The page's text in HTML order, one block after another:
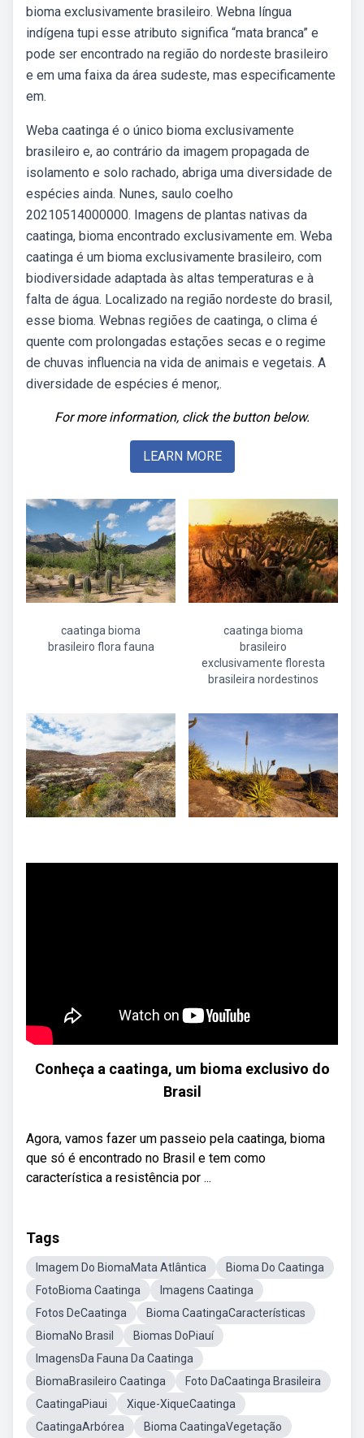
bioma exclusivamente brasileiro. Webna língua
indígena tupi esse atributo significa “mata branca” e
pode ser encontrado na região do nordeste brasileiro
e em uma faixa da área sudeste, mas especificamente
em.
Weba caatinga é o único bioma exclusivamente
brasileiro e, ao contrário da imagem propagada de
isolamento e solo rachado, abriga uma diversidade de
espécies ainda. Nunes, saulo coelho
20210514000000. Imagens de plantas nativas da
caatinga, bioma encontrado exclusivamente em. Weba
caatinga é um bioma exclusivamente brasileiro, com
biodiversidade adaptada às altas temperaturas e à
falta de água. Localizado na região nordeste do brasil,
esse bioma. Webnas regiões de caatinga, o clima é
quente com prolongadas estações secas e o regime
de chuvas influencia na vida de animais e vegetais. A
diversidade de espécies é menor,.
For more information, click the button below.
LEARN MORE
caatinga bioma
brasileiro flora fauna
caatinga bioma
brasileiro
exclusivamente floresta
brasileira nordestinos
Conheça a caatinga, um bioma exclusivo do
Brasil
Agora, vamos fazer um passeio pela caatinga, bioma
que só é encontrado no Brasil e tem como
característica a resistência por ...
Tags
Imagem Do BiomaMata Atlântica
Bioma Do Caatinga
FotoBioma Caatinga
Imagens Caatinga
Fotos DeCaatinga
Bioma CaatingaCaracterísticas
BiomaNo Brasil
Biomas DoPiauí
ImagensDa Fauna Da Caatinga
BiomaBrasileiro Caatinga
Foto DaCaatinga Brasileira
CaatingaPiaui
Xique-XiqueCaatinga
CaatingaArbórea
Bioma CaatingaVegetação